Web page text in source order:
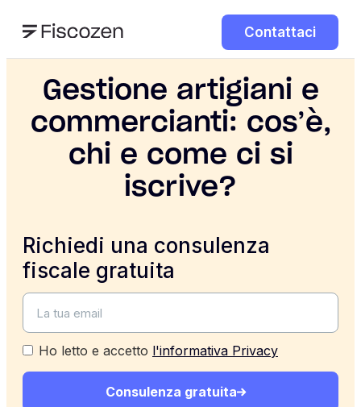
Contattaci
Gestione artigiani e
commercianti: cos’è,
chi e come ci si
iscrive?
Richiedi una consulenza
fiscale gratuita
Ho letto e accetto l'informativa Privacy
Consulenza gratuita